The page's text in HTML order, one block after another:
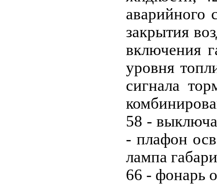
аварийного
закрытия
включения
уровня
сигнала
58 -
- плафон
лампа
66 - фонарь